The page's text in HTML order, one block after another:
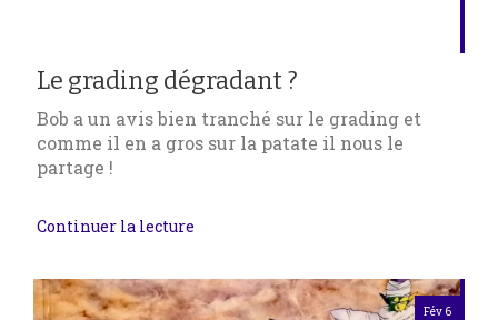
Le grading dégradant ?
Bob a un avis bien tranché sur le grading et
comme il en a gros sur la patate il nous le
partage !
Continuer la lecture
Fév 6